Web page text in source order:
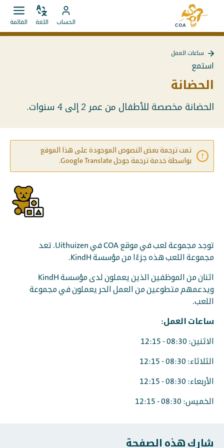
الانتقال
مباشرة
إلى
إلى
الصفحة
الرئيسية
MyCOA
انتقل
إلى
الحساب
ضبط
اللغة القائمة
إلى
العمل
ساعات العمل
استمع
الحضانة
الحضانة مخصصة للأطفال من عمر 2 إلى 4 سنوات.
تمت ترجمة بعض النصوص الموجودة على هذا الموقع
بواسطة خدمة ترجمة جوجل Google Translate.
توجد مجموعة لعب في موقع COA في Uithuizen. تعد
مجموعة اللعب هذه جزءًا من مؤسسة KindH.
اثنان من الموظفين الذين يعملون لدى مؤسسة KindH
ويدعمهم متطوعين من العمل الحر يعملون في مجموعة
اللعب.
ساعات العمل:
الاثنين: 08:30 - 12:15
الثلاثاء: 08:30 - 12:15
الأربعاء: 08:30 - 12:15
الخميس: 08:30 - 12:15
شارك هذه الصفحة